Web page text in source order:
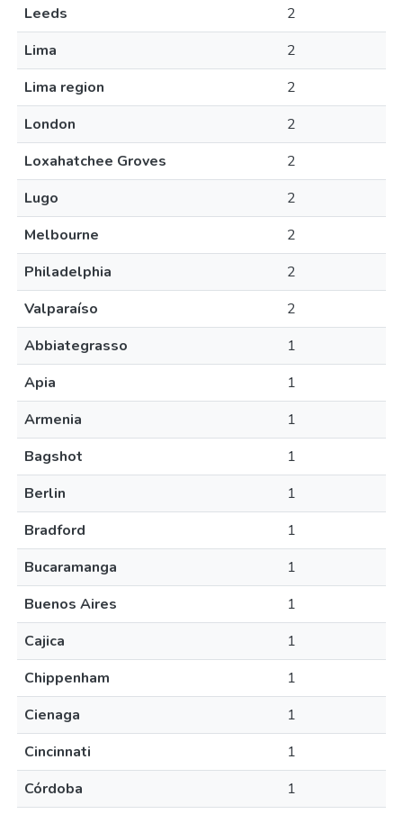
Leeds
2
Lima
2
Lima region
2
London
2
Loxahatchee Groves
2
Lugo
2
Melbourne
2
Philadelphia
2
Valparaíso
2
Abbiategrasso
1
Apia
1
Armenia
1
Bagshot
1
Berlin
1
Bradford
1
Bucaramanga
1
Buenos Aires
1
Cajica
1
Chippenham
1
Cienaga
1
Cincinnati
1
Córdoba
1